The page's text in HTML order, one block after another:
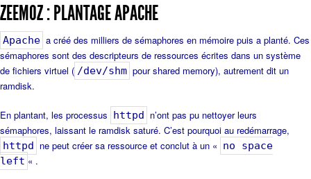
ZEEMOZ : PLANTAGE APACHE
Apache a créé des milliers de sémaphores en mémoire puis a planté. Ces
sémaphores sont des descripteurs de ressources écrites dans un système
de fichiers virtuel ( /dev/shm pour shared memory), autrement dit un
ramdisk.
En plantant, les processus httpd n’ont pas pu nettoyer leurs
sémaphores, laissant le ramdisk saturé. C’est pourquoi au redémarrage,
httpd ne peut créer sa ressource et conclut à un « no space
left « .